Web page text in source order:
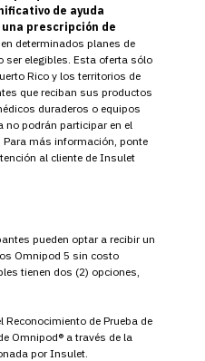
de ayuda
prescripción de
determinados planes de
ser elegibles. Esta oferta sólo
Rico y los territorios de
que reciban sus productos
duraderos o equipos
no podrán participar en el
más información, ponte
al cliente de Insulet
pueden optar a recibir un
Omnipod 5 sin costo
tienen dos (2) opciones,
de Prueba de
Omnipod® a través de la
por Insulet.